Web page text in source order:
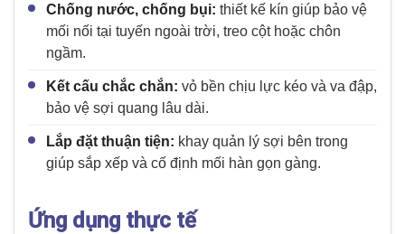
Chống nước, chống bụi: thiết kế kín giúp bảo vệ
mối nối tại tuyến ngoài trời, treo cột hoặc chôn
ngầm.
Kết cấu chắc chắn: vỏ bền chịu lực kéo và va đập,
bảo vệ sợi quang lâu dài.
Lắp đặt thuận tiện: khay quản lý sợi bên trong
giúp sắp xếp và cố định mối hàn gọn gàng.
Ứng dụng thực tế